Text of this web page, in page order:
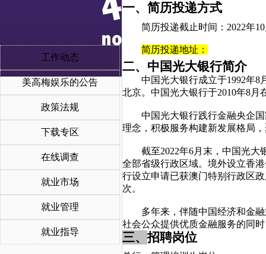
工作动态
美高梅娱乐的公告
政策法规
下载专区
在线调查
就业市场
就业管理
就业指导
一、简历投递方式
简历投递截止时间： 2022年
简历投递地址：
二、中国光大银行简介
中国光大银行成立于1992年8
北京。中国光大银行于2010年8月
中国光大银行践行金融央企
理念，积极服务构建新发展格局
截至2022年6月末，中国光大
全部省级行政区域。境外设立香
行设立申请已获澳门特别行政区
次。
多年来，伴随中国经济和金
社会公众提供优质金融服务的同
三、招聘岗位